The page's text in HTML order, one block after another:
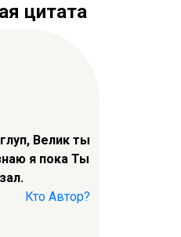
цитата
Велик ты
я пока Ты
Кто Автор?